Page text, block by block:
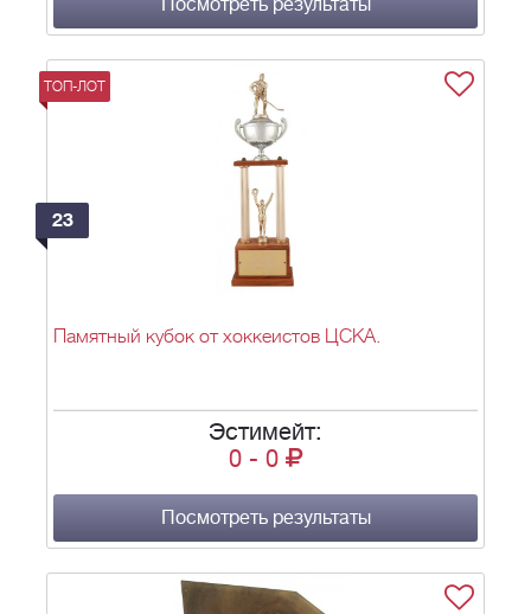
Посмотреть результаты
ТОП-ЛОТ
23
Памятный кубок от хоккеистов ЦСКА.
Эстимейт:
0 - 0
Посмотреть результаты